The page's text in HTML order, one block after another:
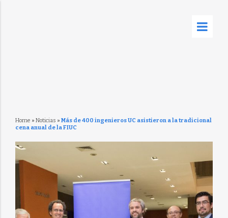
Home » Noticias » Más de 400 ingenieros UC asistieron a la tradicional
cena anual de la FIUC